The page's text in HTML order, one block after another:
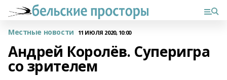
Местные новости 11 ИЮЛЯ 2020, 10:00
Андрей Королёв. Суперигра
со зрителем